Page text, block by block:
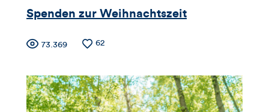
Artikels
Spenden zur Weihnachtszeit
Zähler
für
Views,
Anzahl73.369
Anzahl
62